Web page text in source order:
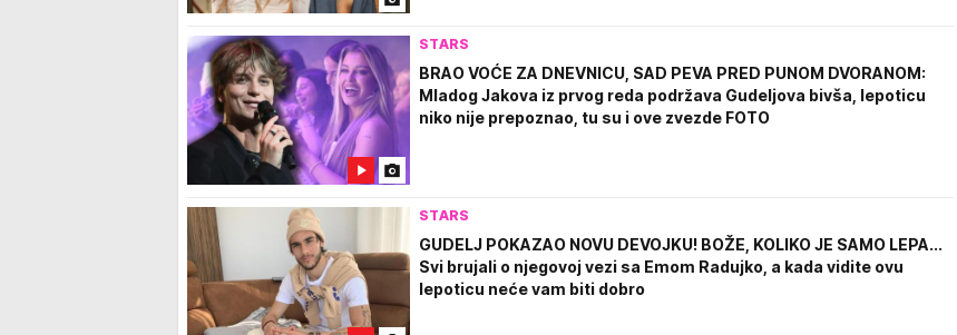
STARS
BRAO VOĆE ZA DNEVNICU, SAD PEVA PRED PUNOM DVORANOM:
Mladog Jakova iz prvog reda podržava Gudeljova bivša, lepoticu
niko nije prepoznao, tu su i ove zvezde FOTO
STARS
GUDELJ POKAZAO NOVU DEVOJKU! BOŽE, KOLIKO JE SAMO LEPA...
Svi brujali o njegovoj vezi sa Emom Radujko, a kada vidite ovu
lepoticu neće vam biti dobro